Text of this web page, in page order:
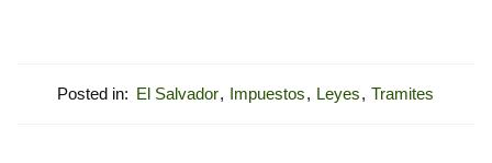
Posted in: El Salvador, Impuestos, Leyes, Tramites